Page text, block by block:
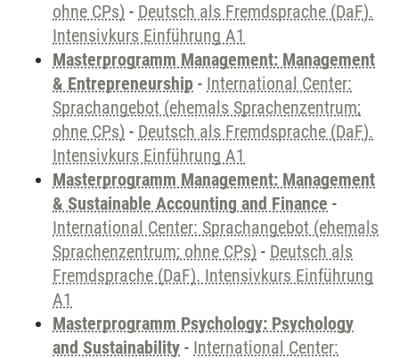
ohne CPs) - Deutsch als Fremdsprache (DaF).
Intensivkurs Einführung A1
Masterprogramm Management: Management
& Entrepreneurship - International Center:
Sprachangebot (ehemals Sprachenzentrum;
ohne CPs) - Deutsch als Fremdsprache (DaF).
Intensivkurs Einführung A1
Masterprogramm Management: Management
& Sustainable Accounting and Finance -
International Center: Sprachangebot (ehemals
Sprachenzentrum; ohne CPs) - Deutsch als
Fremdsprache (DaF). Intensivkurs Einführung
A1
Masterprogramm Psychology: Psychology
and Sustainability - International Center: